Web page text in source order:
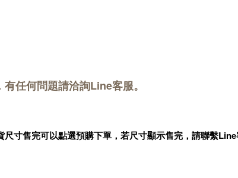
有任何問題請洽詢Line客服。
尺寸售完可以點選預購下單，若尺寸顯示售完，請聯繫